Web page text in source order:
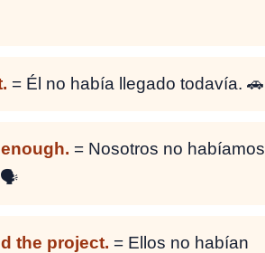
= Él no había llegado todavía. 🚗
= Nosotros no habíamos
🗣️
the project. = Ellos no habían